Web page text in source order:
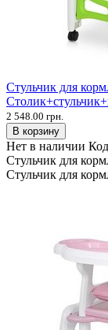
Стульчик для
2 548.00 грн.
В корзину
Нет в наличии
Стульчик для
Стульчик для